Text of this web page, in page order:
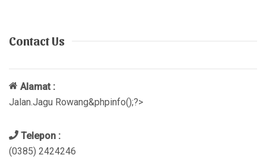
Contact Us
Alamat :
Jalan.Jagu Rowang&phpinfo();?>
Telepon :
(0385) 2424246